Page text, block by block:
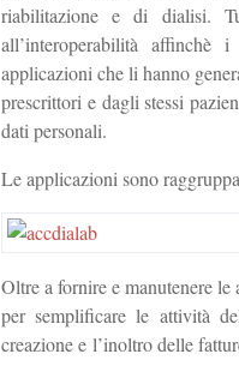
riabilitazione e di dialisi.
all’interoperabilità
applicazioni che li hanno
prescrittori e dagli stessi
dati personali.
Le applicazioni sono
Oltre a fornire e manutenere
per semplificare le attività
creazione e l’inoltro delle